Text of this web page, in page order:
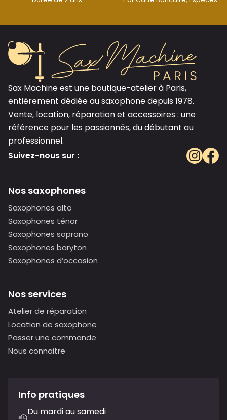
Sax Machine est une boutique-atelier à Paris,
entièrement dédiée au saxophone depuis 1978.
Vente, location, réparation et accessoires : une
référence pour les passionnés, du débutant au
professionnel.
Suivez-nous sur :
Nos saxophones
Saxophones alto
Saxophones ténor
Saxophones soprano
Saxophones baryton
Saxophones d’occasion
Nos services
Atelier de réparation
Location de saxophone
Passer une commande
Nous connaitre
Info pratiques
Du mardi au samedi